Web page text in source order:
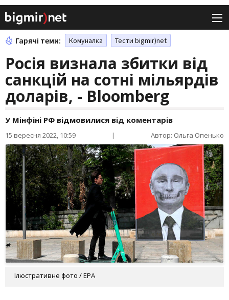
Гарячі теми: Комуналка Тести bigmir)net
Росія визнала збитки від
санкцій на сотні мільярдів
доларів, - Bloomberg
У Мінфіні РФ відмовилися від коментарів
15 вересня 2022, 10:59 | Автор: Ольга Опенько
Ілюстративне фото / EPA